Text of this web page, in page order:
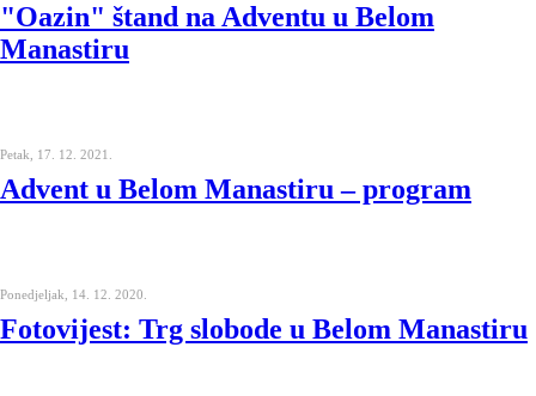
"Oazin" štand na Adventu u Belom
Manastiru
Petak, 17. 12. 2021.
Advent u Belom Manastiru – program
Ponedjeljak, 14. 12. 2020.
Fotovijest: Trg slobode u Belom Manastiru